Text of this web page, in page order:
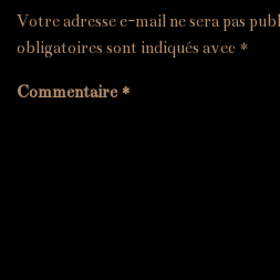
Votre adresse e-mail ne sera pas
obligatoires sont indiqués avec *
Commentaire*